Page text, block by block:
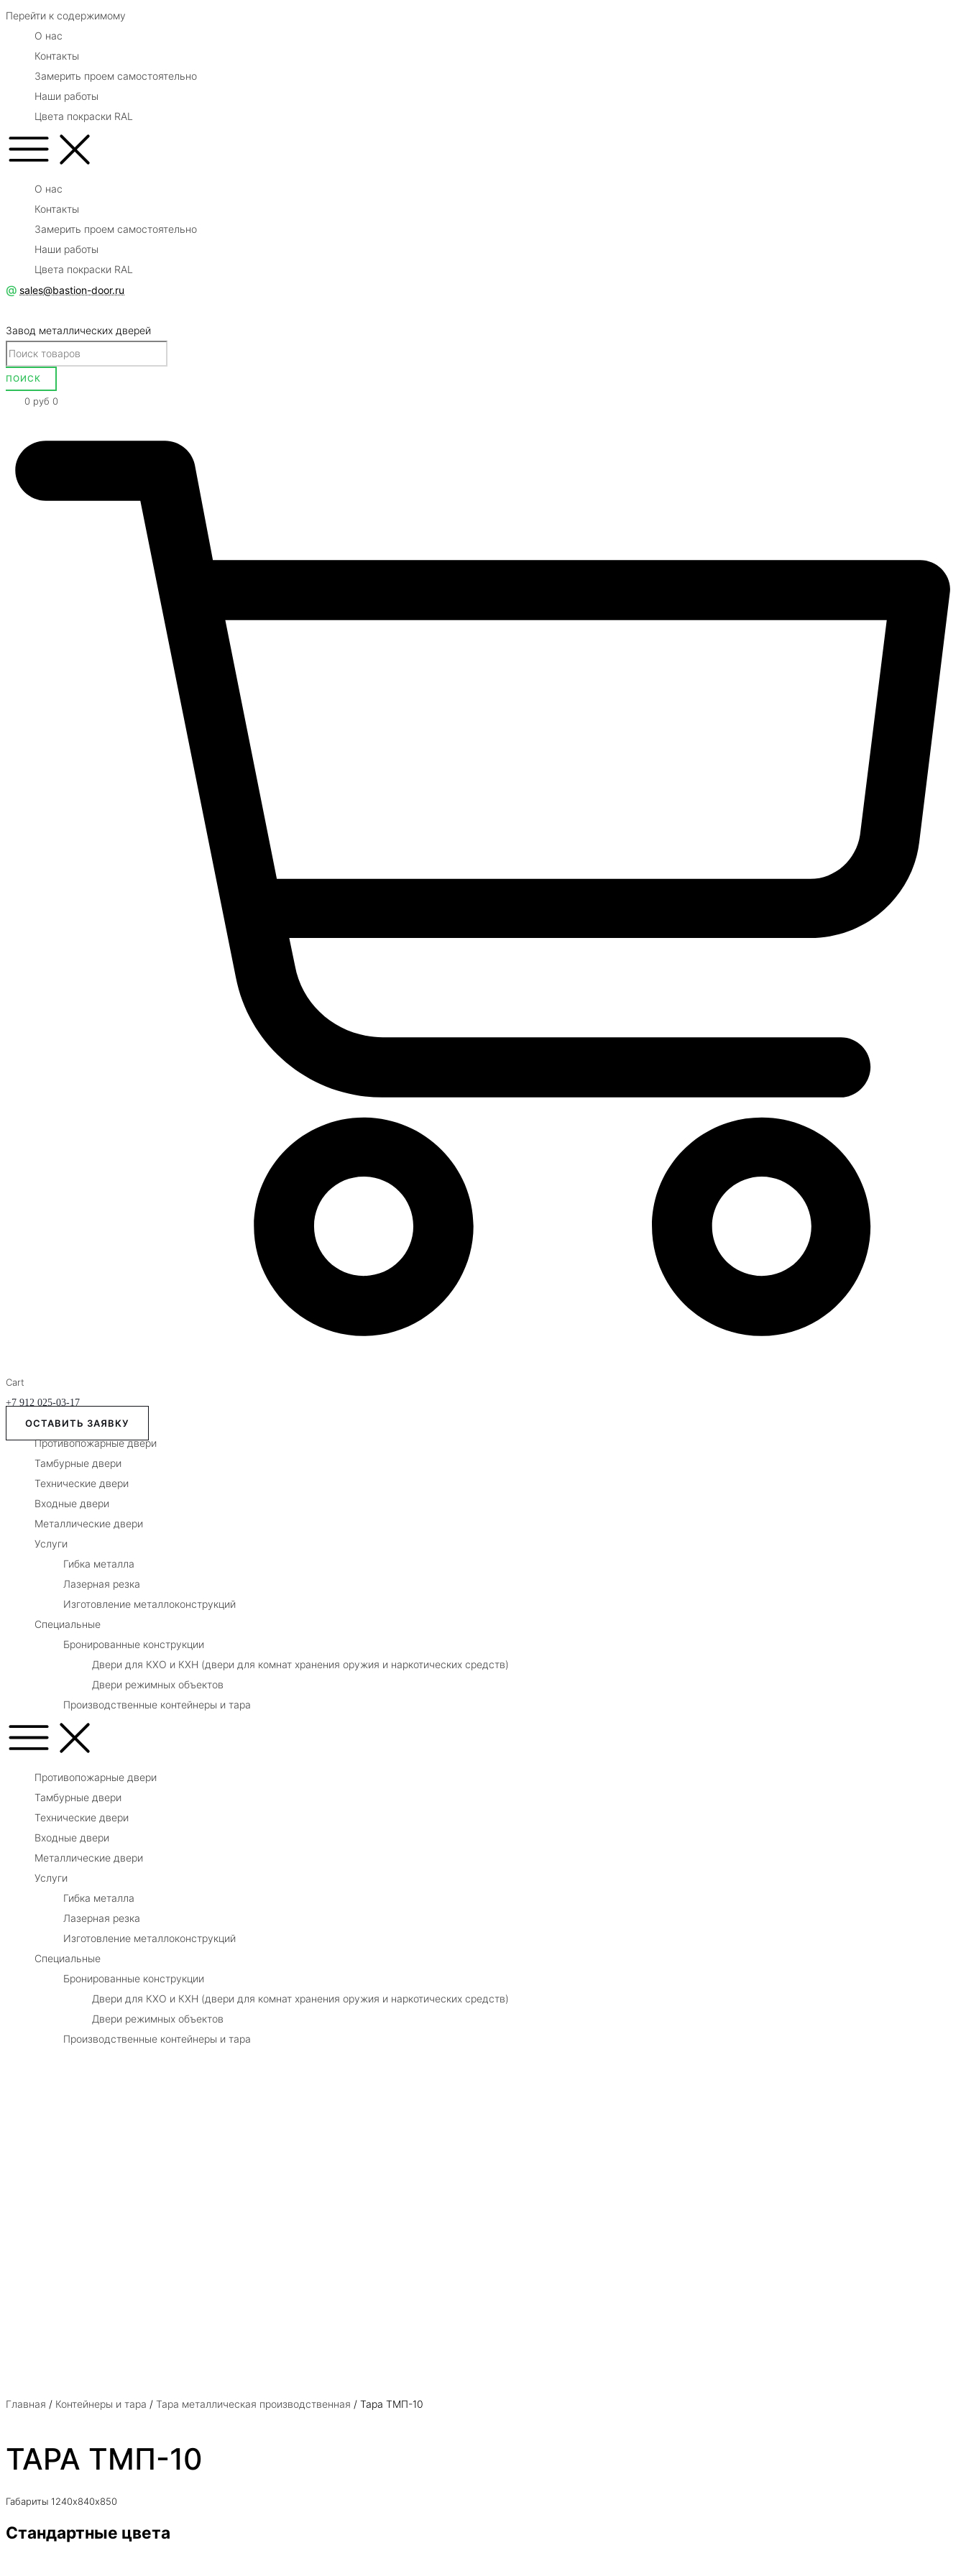
Перейти к содержимому
О нас
Контакты
Замерить проем самостоятельно
Наши работы
Цвета покраски RAL
О нас
Контакты
Замерить проем самостоятельно
Наши работы
Цвета покраски RAL
@ sales@bastion-door.ru
Завод металлических дверей
0 руб 0
Cart
+7 912 025-03-17
ОСТАВИТЬ ЗАЯВКУ
Противопожарные двери
Тамбурные двери
Технические двери
Входные двери
Металлические двери
Услуги
Гибка металла
Лазерная резка
Изготовление металлоконструкций
Специальные
Бронированные конструкции
Двери для КХО и КХН (двери для комнат хранения оружия и наркотических средств)
Двери режимных объектов
Производственные контейнеры и тара
Противопожарные двери
Тамбурные двери
Технические двери
Входные двери
Металлические двери
Услуги
Гибка металла
Лазерная резка
Изготовление металлоконструкций
Специальные
Бронированные конструкции
Двери для КХО и КХН (двери для комнат хранения оружия и наркотических средств)
Двери режимных объектов
Производственные контейнеры и тара
Главная / Контейнеры и тара / Тара металлическая производственная / Тара ТМП-10
ТАРА ТМП-10
Габариты 1240х840х850
Стандартные цвета